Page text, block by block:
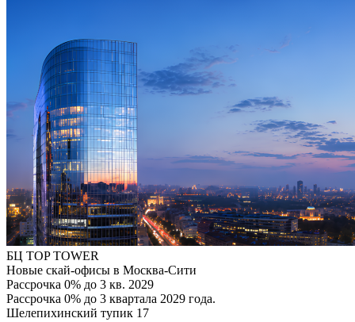
БЦ TOP TOWER
Новые скай-офисы в Москва-Сити
Рассрочка 0% до 3 кв. 2029
Рассрочка 0% до 3 квартала 2029 года.
Шелепихинский тупик 17